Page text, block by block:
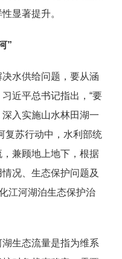
显著提升。
”
水供给问题，要从涵
近平总书记指出，“要
入实施山水林田湖一
复苏行动中，水利部统
兼顾地上地下，根据
况、生态保护问题及
江河湖泊生态保护治
湖生态流量是指为维系